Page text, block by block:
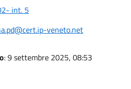
int. 5
veneto.net
: 9 settembre 2025, 08:53